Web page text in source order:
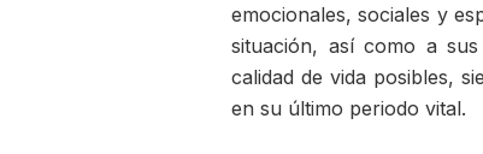
emocionales, sociales y
situación, así como a
calidad de vida posibles,
en su último periodo vital.